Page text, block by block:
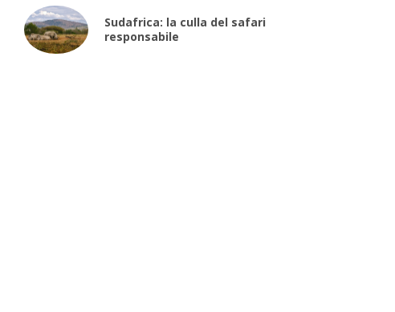
Sudafrica: la culla del safari
responsabile